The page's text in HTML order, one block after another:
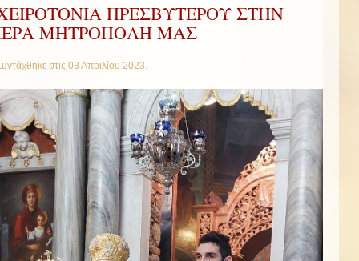
ΠΡΕΣΒΥΤΕΡΟΥ ΣΤΗΝ
ΜΗΤΡΟΠΟΛΗ ΜΑΣ
στις 03 Απριλίου 2023